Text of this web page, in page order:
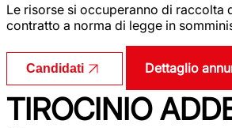
Le risorse si occuperanno di raccolta
contratto a norma di legge in
Candidati Dettaglio
TIROCINIO